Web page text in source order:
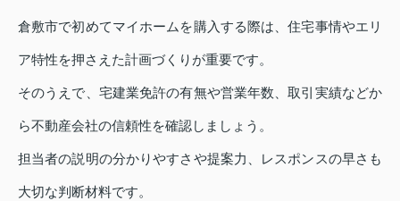
倉敷市で初めてマイホームを購入する際は、住宅事情やエリ
ア特性を押さえた計画づくりが重要です。
そのうえで、宅建業免許の有無や営業年数、取引実績などか
ら不動産会社の信頼性を確認しましょう。
担当者の説明の分かりやすさや提案力、レスポンスの早さも
大切な判断材料です。